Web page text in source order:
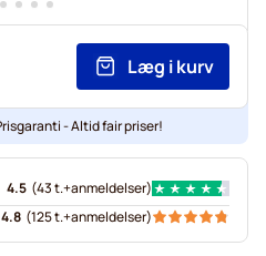
Læg i kurv
- Altid fair priser!
4.5 (43 t.+anmeldelser)
4.8 (125 t.+anmeldelser)